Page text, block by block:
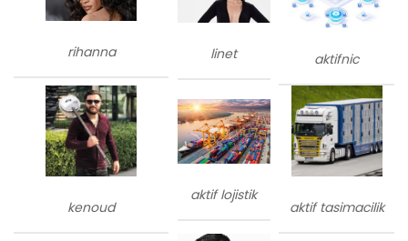
rihanna linet aktifnic
kenoud
aktif lojistik
aktif tasimacilik